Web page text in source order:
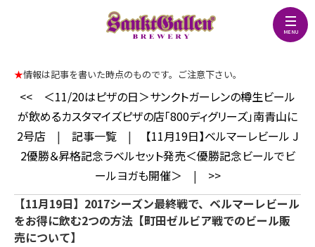
★情報は記事を書いた時点のものです。ご注意下さい。
<<
＜11/20はピザの日＞サンクトガーレンの樽生ビール
が飲めるカスタマイズピザの店「800ディグリーズ」南青山に
2号店| 記事一覧|
【11月19日】ベルマーレビール J
2優勝＆昇格記念ラベルセット発売＜優勝記念ビールでビ
ールヨガも開催＞ | >>
【11月19日】2017シーズン最終戦で、ベルマーレビール
をお得に飲む2つの方法【町田ゼルビア戦でのビール販
売について】